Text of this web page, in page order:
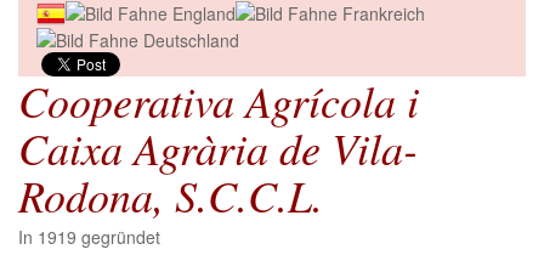
Cooperativa Agrícola i
Caixa Agrària de Vila-
Rodona, S.C.C.L.
In 1919 gegründet